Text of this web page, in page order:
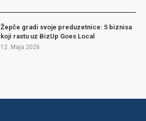
Žepče gradi svoje preduzetnice: 5 biznisa
koji rastu uz BizUp Goes Local
12. Maja 2026.